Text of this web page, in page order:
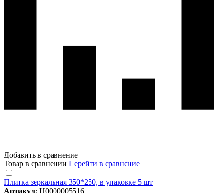
Добавить в сравнение
Товар в сравнении Перейти в сравнение
Плитка зеркальная 350*250, в упаковке 5 шт
Артикул: Ц0000005516